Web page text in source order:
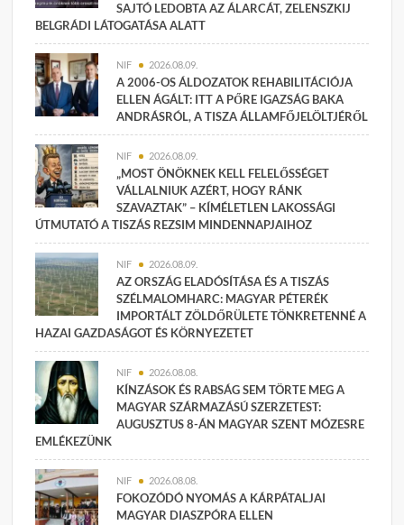
SAJTÓ LEDOBTA AZ ÁLARCÁT, ZELENSZKIJ
BELGRÁDI LÁTOGATÁSA ALATT
NIF 2026.08.09.
A 2006-OS ÁLDOZATOK REHABILITÁCIÓJA
ELLEN ÁGÁLT: ITT A PŐRE IGAZSÁG BAKA
ANDRÁSRÓL, A TISZA ÁLLAMFŐJELÖLTJÉRŐL
NIF 2026.08.09.
„MOST ÖNÖKNEK KELL FELELŐSSÉGET
VÁLLALNIUK AZÉRT, HOGY RÁNK
SZAVAZTAK” – KÍMÉLETLEN LAKOSSÁGI
ÚTMUTATÓ A TISZÁS REZSIM MINDENNAPJAIHOZ
NIF 2026.08.09.
AZ ORSZÁG ELADÓSÍTÁSA ÉS A TISZÁS
SZÉLMALOMHARC: MAGYAR PÉTERÉK
IMPORTÁLT ZÖLDŐRÜLETE TÖNKRETENNÉ A
HAZAI GAZDASÁGOT ÉS KÖRNYEZETET
NIF 2026.08.08.
KÍNZÁSOK ÉS RABSÁG SEM TÖRTE MEG A
MAGYAR SZÁRMAZÁSÚ SZERZETEST:
AUGUSZTUS 8-ÁN MAGYAR SZENT MÓZESRE
EMLÉKEZÜNK
NIF 2026.08.08.
FOKOZÓDÓ NYOMÁS A KÁRPÁTALJAI
MAGYAR DIASZPÓRA ELLEN